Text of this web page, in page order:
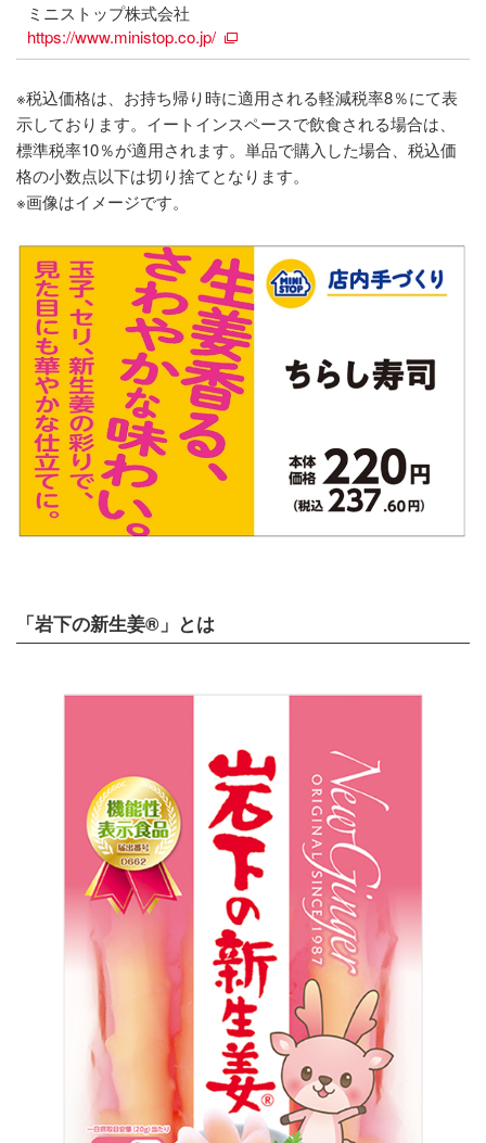
ミニストップ株式会社
https://www.ministop.co.jp/
※税込価格は、お持ち帰り時に適用される軽減税率8％にて表
示しております。イートインスペースで飲食される場合は、
標準税率10％が適用されます。単品で購入した場合、税込価
格の小数点以下は切り捨てとなります。
※画像はイメージです。
「岩下の新生姜®」とは